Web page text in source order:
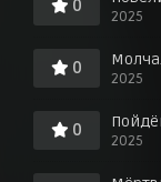
0
2025
0
2025
0
2025